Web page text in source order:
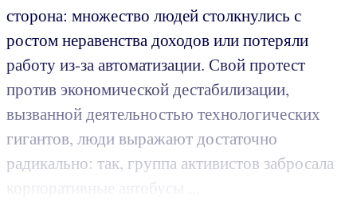
сторона: множество людей столкнулись с
ростом неравенства доходов или потеряли
работу из-за автоматизации. Свой протест
против экономической дестабилизации,
вызванной деятельностью технологических
гигантов, люди выражают достаточно
радикально: так, группа активистов забросала
корпоративные автобусы ...